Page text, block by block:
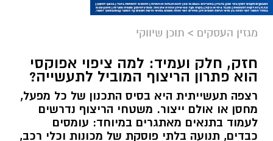
מגזין העסקים > תוכן שיווקי
חזק, חלק ועמיד: למה ציפוי אפוקסי
הוא פתרון הריצוף המוביל לתעשייה?
רצפה תעשייתית היא בסיס התכנון של כל מפעל,
מחסן או אולם ייצור. משטחי הריצוף נדרשים
לעמוד בתנאים מאתגרים במיוחד: עומסים
כבדים, תנועה בלתי פוסקת של מכונות וכלי רכב,